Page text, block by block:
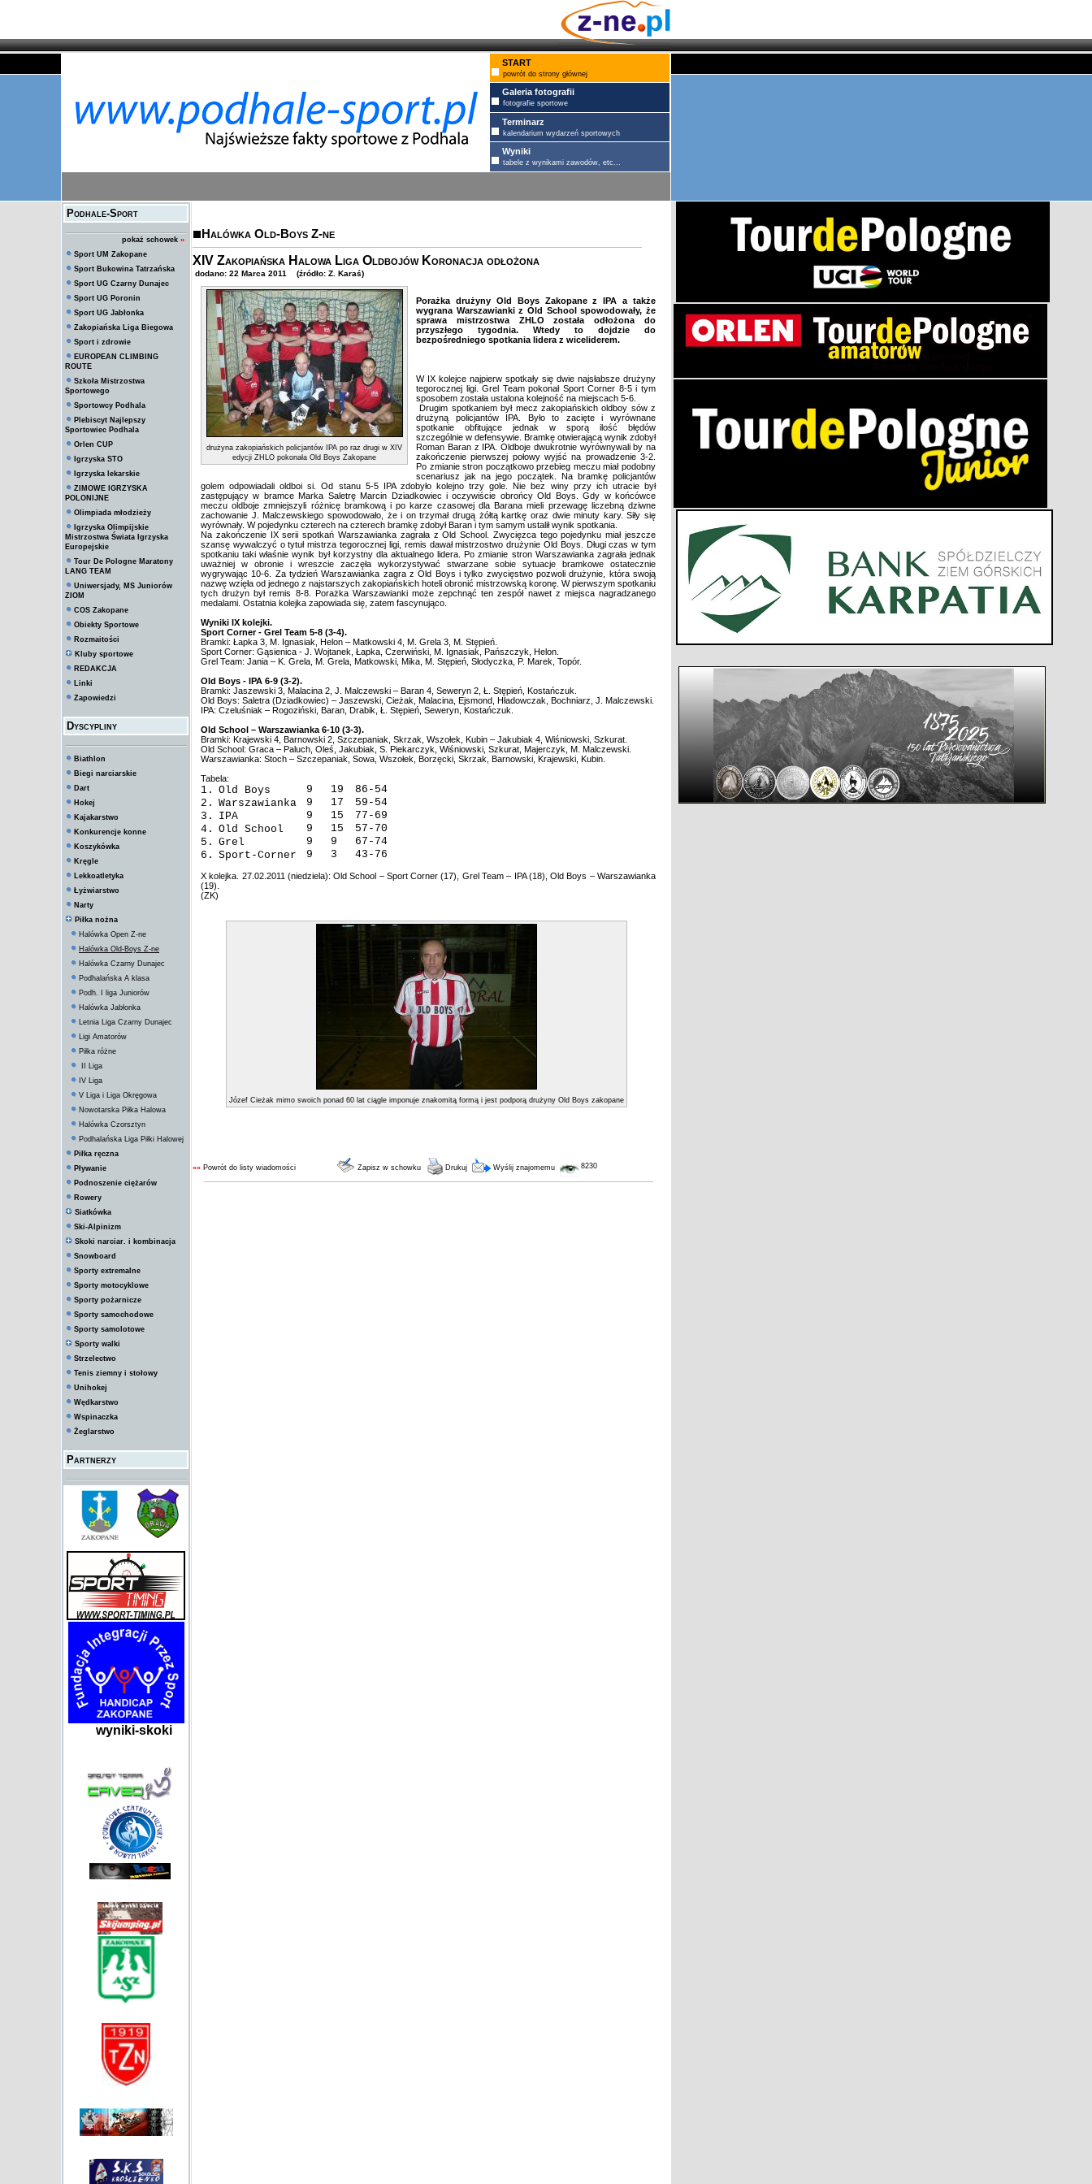
START
powrót do strony głównej
Galeria fotografii
fotografie sportowe
Terminarz
kalendarium wydarzeń sportowych
Wyniki
tabele z wynikami zawodów, etc...
Podhale-Sport
pokaż schowek »
Sport UM Zakopane
Sport Bukowina Tatrzańska
Sport UG Czarny Dunajec
Sport UG Poronin
Sport UG Jabłonka
Zakopiańska Liga Biegowa
Sport i zdrowie
EUROPEAN CLIMBING
ROUTE
Szkoła Mistrzostwa
Sportowego
Sportowcy Podhala
Plebiscyt Najlepszy
Sportowiec Podhala
Orlen CUP
Igrzyska STO
Igrzyska lekarskie
ZIMOWE IGRZYSKA
POLONIJNE
Olimpiada młodzieży
Igrzyska Olimpijskie
Mistrzostwa Świata Igrzyska
Europejskie
Tour De Pologne Maratony
LANG TEAM
Uniwersjady, MS Juniorów
ZIOM
COS Zakopane
Obiekty Sportowe
Rozmaitości
Kluby sportowe
REDAKCJA
Linki
Zapowiedzi
Dyscypliny
Biathlon
Biegi narciarskie
Dart
Hokej
Kajakarstwo
Konkurencje konne
Koszykówka
Kręgle
Lekkoatletyka
Łyżwiarstwo
Narty
Piłka nożna
Halówka Open Z-ne
Halówka Old-Boys Z-ne
Halówka Czarny Dunajec
Podhalańska A klasa
Podh. I liga Juniorów
Halówka Jabłonka
Letnia Liga Czarny Dunajec
Ligi Amatorów
Piłka różne
II Liga
IV Liga
V Liga i Liga Okręgowa
Nowotarska Piłka Halowa
Halówka Czorsztyn
Podhalańska Liga Piłki Halowej
Piłka ręczna
Pływanie
Podnoszenie ciężarów
Rowery
Siatkówka
Ski-Alpinizm
Skoki narciar. i kombinacja
Snowboard
Sporty extremalne
Sporty motocyklowe
Sporty pożarnicze
Sporty samochodowe
Sporty samolotowe
Sporty walki
Strzelectwo
Tenis ziemny i stołowy
Unihokej
Wędkarstwo
Wspinaczka
Żeglarstwo
Partnerzy
wyniki-skoki
Halówka Old-Boys Z-ne
XIV Zakopiańska Halowa Liga Oldbojów Koronacja odłożona
dodano: 22 Marca 2011 (źródło: Z. Karaś)
drużyna zakopiańskich policjantów IPA po raz drugi w XIV
edycji ZHLO pokonała Old Boys Zakopane
Porażka drużyny Old Boys Zakopane z IPA a także
wygrana Warszawianki z Old School spowodowały, że
sprawa mistrzostwa ZHLO została odłożona do
przyszłego tygodnia. Wtedy to dojdzie do
bezpośredniego spotkania lidera z wiceliderem.
W IX kolejce najpierw spotkały się dwie najsłabsze drużyny
tegorocznej ligi. Grel Team pokonał Sport Corner 8-5 i tym
sposobem została ustalona kolejność na miejscach 5-6.
Drugim spotkaniem był mecz zakopiańskich oldboy sów z
drużyną policjantów IPA. Było to zacięte i wyrównane
spotkanie obfitujące jednak w sporą ilość błędów
szczególnie w defensywie. Bramkę otwierającą wynik zdobył
Roman Baran z IPA. Oldboje dwukrotnie wyrównywali by na
zakończenie pierwszej połowy wyjść na prowadzenie 3-2.
Po zmianie stron początkowo przebieg meczu miał podobny
scenariusz jak na jego początek. Na bramkę policjantów
golem odpowiadali oldboi si. Od stanu 5-5 IPA zdobyło kolejno trzy gole. Nie bez winy przy ich utracie był
zastępujący w bramce Marka Saletrę Marcin Dziadkowiec i oczywiście obrońcy Old Boys. Gdy w końcówce
meczu oldboje zmniejszyli różnicę bramkową i po karze czasowej dla Barana mieli przewagę liczebną dziwne
zachowanie J. Malczewskiego spowodowało, że i on trzymał drugą żółtą kartkę oraz dwie minuty kary. Siły się
wyrównały. W pojedynku czterech na czterech bramkę zdobył Baran i tym samym ustalił wynik spotkania.
Na zakończenie IX serii spotkań Warszawianka zagrała z Old School. Zwycięzca tego pojedynku miał jeszcze
szansę wywalczyć o tytuł mistrza tegorocznej ligi, remis dawał mistrzostwo drużynie Old Boys. Długi czas w tym
spotkaniu taki właśnie wynik był korzystny dla aktualnego lidera. Po zmianie stron Warszawianka zagrała jednak
uważniej w obronie i wreszcie zaczęła wykorzystywać stwarzane sobie sytuacje bramkowe ostatecznie
wygrywając 10-6. Za tydzień Warszawianka zagra z Old Boys i tylko zwycięstwo pozwoli drużynie, która swoją
nazwę wzięła od jednego z najstarszych zakopiańskich hoteli obronić mistrzowską koronę. W pierwszym spotkaniu
tych drużyn był remis 8-8. Porażka Warszawianki może zepchnąć ten zespół nawet z miejsca nagradzanego
medalami. Ostatnia kolejka zapowiada się, zatem fascynująco.
Wyniki IX kolejki.
Sport Corner - Grel Team 5-8 (3-4).
Bramki: Łapka 3, M. Ignasiak, Helon – Matkowski 4, M. Grela 3, M. Stępień.
Sport Corner: Gąsienica - J. Wojtanek, Łapka, Czerwiński, M. Ignasiak, Pańszczyk, Helon.
Grel Team: Jania – K. Grela, M. Grela, Matkowski, Mika, M. Stępień, Słodyczka, P. Marek, Topór.
Old Boys - IPA 6-9 (3-2).
Bramki: Jaszewski 3, Malacina 2, J. Malczewski – Baran 4, Seweryn 2, Ł. Stępień, Kostańczuk.
Old Boys: Saletra (Dziadkowiec) – Jaszewski, Cieżak, Malacina, Ejsmond, Hładowczak, Bochniarz, J. Malczewski.
IPA: Czeluśniak – Rogoziński, Baran, Drabik, Ł. Stępień, Seweryn, Kostańczuk.
Old School – Warszawianka 6-10 (3-3).
Bramki: Krajewski 4, Barnowski 2, Szczepaniak, Skrzak, Wszołek, Kubin – Jakubiak 4, Wiśniowski, Szkurat.
Old School: Graca – Paluch, Oleś, Jakubiak, S. Piekarczyk, Wiśniowski, Szkurat, Majerczyk, M. Malczewski.
Warszawianka: Stoch – Szczepaniak, Sowa, Wszołek, Borzęcki, Skrzak, Barnowski, Krajewski, Kubin.
Tabela:
1. Old Boys 9 19
86-54
2. Warszawianka 9 17
59-54
3.
IPA 9 15
77-69
4. Old School 9 15
57-70
5. Grel 9 9
67-74
6. Sport-Corner 9 3 43-76
X kolejka. 27.02.2011 (niedziela): Old School – Sport Corner (17), Grel Team – IPA (18), Old Boys – Warszawianka
(19).
(ZK)
Józef Cieżak mimo swoich ponad 60 lat ciągle imponuje znakomitą formą i jest podporą drużyny Old Boys zakopane
«« Powrót do listy wiadomości Zapisz w schowku Drukuj Wyślij znajomemu 8230